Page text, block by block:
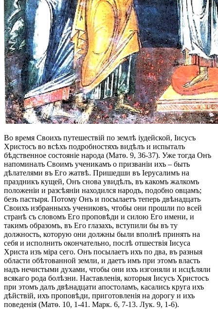
Во время Своихъ путешествій по землѣ іудейской, Іисусъ
Χристосъ во всѣхъ подробностяхъ видѣлъ и испыталъ
бѣдственное состояніе народа (Матѳ. 9, 36-37). Уже тогда Онъ
напоминалъ Своимъ ученикамъ о призваніи ихъ – быть
дѣлателями въ Его жатвѣ. Пришедши въ Іерусалимъ на
праздникъ кущей, Онъ снова увидѣлъ, въ какомъ жалкомъ
положеніи и разсѣяніи находился народъ, подобно овцамъ;
безъ пастыря. Потому Онъ и посылаетъ теперь двѣнадцать
Своихъ избранныхъ учениковъ, чтобы они прошли по всей
странѣ съ словомъ Его проповѣди и силою Его имени, и
такимъ образомъ, въ Его глазахъ, вступили бы въ ту
должность, которую они должны были вполнѣ принять на
себя и исполнить окончательно, послѣ отшествія Іисуса
Христа изъ міра сего. Онъ посылаетъ ихъ по два, въ разныя
области обѣтованной земли, и даетъ имъ при этомъ власть
надъ нечистыми духами, чтобы они ихъ изгоняли и исцѣляли
всякаго рода болѣзни. Наставленія, которыя Іисусъ Христосъ
при этомъ далъ двѣнадцати апостоламъ, касались круга ихъ
дѣйствій, ихъ проповѣди, приготовленія на дорогу и ихъ
поведенія (Матѳ. 10, 1-41. Марк. 6, 7-13. Лук. 9, 1-6).